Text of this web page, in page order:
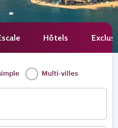
Hôtels
Multi-villes